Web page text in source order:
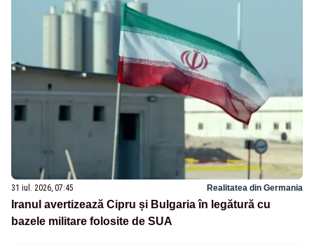
31 iul. 2026, 07:45 Realitatea din Germania
Iranul avertizează Cipru și Bulgaria în legătură cu
bazele militare folosite de SUA